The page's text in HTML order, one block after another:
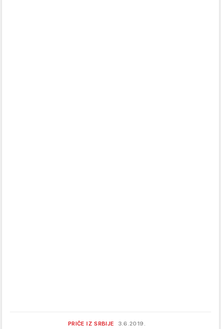
PRIČE IZ SRBIJE 3.6.2019.